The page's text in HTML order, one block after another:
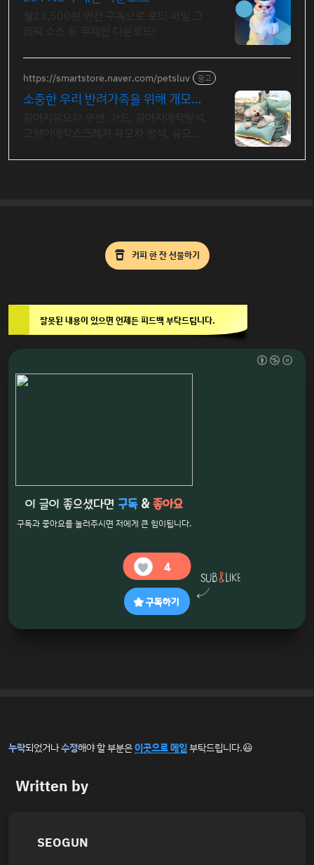
https://smartstore.naver.com/petsluv 광고
소중한 우리 반려가족을 위해 개모차
환가능
커피 한 잔 선물하기
잘못된 내용이 있으면 언제든 피드백 부탁드립니다.
이 글이 좋으셨다면 구독& 좋아요
구독과 좋아요를 눌러주시면 저에게 큰 힘이됩니다.
4
구독하기
누락되었거나수정해야 할 부분은이곳으로 메일부탁드립니다.😃
Written by
SEOGUN